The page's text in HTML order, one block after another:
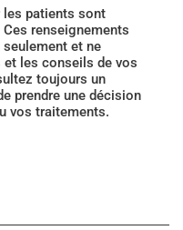
patients sont
renseignements
et ne
et les conseils de vos
toujours un
prendre une décision
vos traitements.